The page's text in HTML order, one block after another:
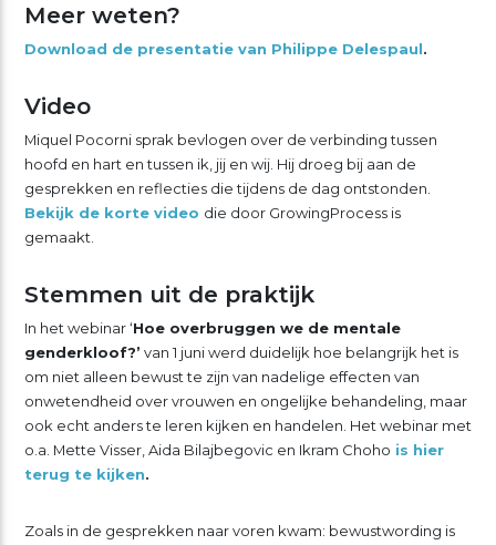
Meer weten?
Download de presentatie van Philippe Delespaul.
Video
Miquel Pocorni sprak bevlogen over de verbinding tussen
hoofd en hart en tussen ik, jij en wij. Hij droeg bij aan de
gesprekken en reflecties die tijdens de dag ontstonden.
Bekijk de korte video die door GrowingProcess is
gemaakt.
Stemmen uit de praktijk
In het webinar ‘Hoe overbruggen we de mentale
genderkloof?’ van 1 juni werd duidelijk hoe belangrijk het is
om niet alleen bewust te zijn van nadelige effecten van
onwetendheid over vrouwen en ongelijke behandeling, maar
ook echt anders te leren kijken en handelen. Het webinar met
o.a. Mette Visser, Aida Bilajbegovic en Ikram Choho is hier
terug te kijken.
Zoals in de gesprekken naar voren kwam: bewustwording is